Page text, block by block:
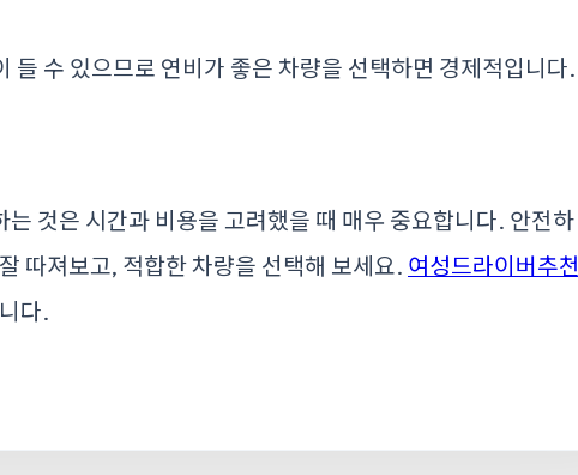
들 수 있으므로 연비가 좋은 차량을 선택하면 경제적입니다.
것은 시간과 비용을 고려했을 때 매우 중요합니다. 안전하
따져보고, 적합한 차량을 선택해 보세요. 여성드라이버추천
다.